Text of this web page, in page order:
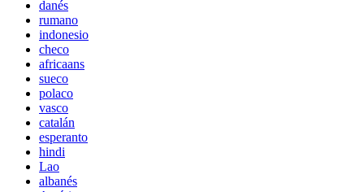
danés
rumano
indonesio
checo
africaans
sueco
polaco
vasco
catalán
esperanto
hindi
Lao
albanés